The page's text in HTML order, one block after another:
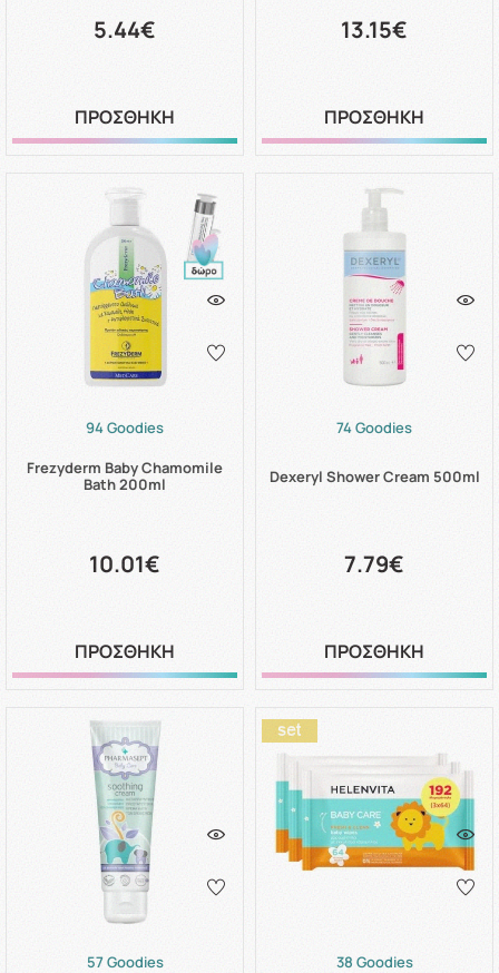
5.44€
ΠΡΟΣΘΗΚΗ
13.15€
ΠΡΟΣΘΗΚΗ
94 Goodies
Frezyderm Baby Chamomile
Bath 200ml
10.01€
ΠΡΟΣΘΗΚΗ
74 Goodies
Dexeryl Shower Cream 500ml
7.79€
ΠΡΟΣΘΗΚΗ
57 Goodies
38 Goodies